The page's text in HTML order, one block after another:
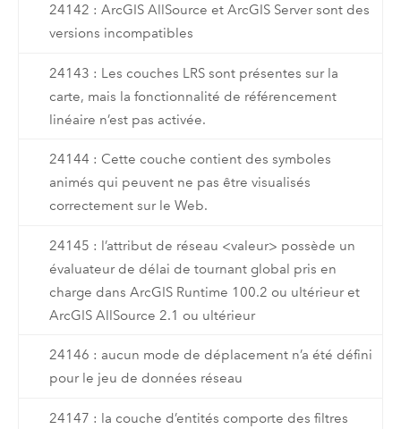
24142 : ArcGIS AllSource et ArcGIS Server sont des
versions incompatibles
24143 : Les couches LRS sont présentes sur la
carte, mais la fonctionnalité de référencement
linéaire n’est pas activée.
24144 : Cette couche contient des symboles
animés qui peuvent ne pas être visualisés
correctement sur le Web.
24145 : l’attribut de réseau <valeur> possède un
évaluateur de délai de tournant global pris en
charge dans ArcGIS Runtime 100.2 ou ultérieur et
ArcGIS AllSource 2.1 ou ultérieur
24146 : aucun mode de déplacement n’a été défini
pour le jeu de données réseau
24147 : la couche d’entités comporte des filtres